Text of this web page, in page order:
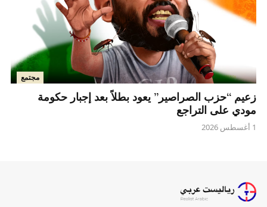
مجتمع
زعيم “حزب الصراصير” يعود بطلاً بعد إجبار حكومة
مودي على التراجع
1 أغسطس 2026